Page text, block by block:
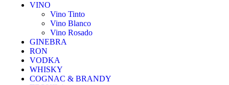
VINO
Vino Tinto
Vino Blanco
Vino Rosado
GINEBRA
RON
VODKA
WHISKY
COGNAC & BRANDY